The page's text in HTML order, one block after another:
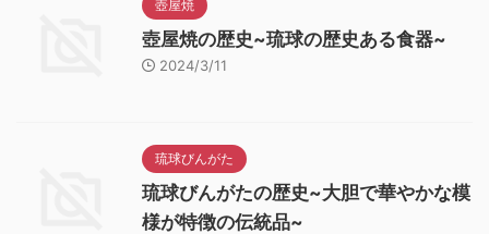
壺屋焼
壺屋焼の歴史~琉球の歴史ある食器~
2024/3/11
琉球びんがた
琉球びんがたの歴史~大胆で華やかな模
様が特徴の伝統品~